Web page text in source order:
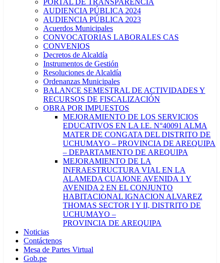
PORTAL DE TRANSPARENCIA
AUDIENCIA PÚBLICA 2024
AUDIENCIA PÚBLICA 2023
Acuerdos Municipales
CONVOCATORIAS LABORALES CAS
CONVENIOS
Decretos de Alcaldía
Instrumentos de Gestión
Resoluciones de Alcaldía
Ordenanzas Municipales
BALANCE SEMESTRAL DE ACTIVIDADES Y
RECURSOS DE FISCALIZACIÓN
OBRA POR IMPUESTOS
MEJORAMIENTO DE LOS SERVICIOS
EDUCATIVOS EN LA I.E. N°40091 ALMA
MATER DE CONGATA DEL DISTRITO DE
UCHUMAYO – PROVINCIA DE AREQUIPA
– DEPARTAMENTO DE AREQUIPA
MEJORAMIENTO DE LA
INFRAESTRUCTURA VIAL EN LA
ALAMEDA CUAJONE AVENIDA 1 Y
AVENIDA 2 EN EL CONJUNTO
HABITACIONAL IGNACION ALVAREZ
THOMAS SECTOR I Y II, DISTRITO DE
UCHUMAYO –
PROVINCIA DE AREQUIPA
Noticias
Contáctenos
Mesa de Partes Virtual
Gob.pe